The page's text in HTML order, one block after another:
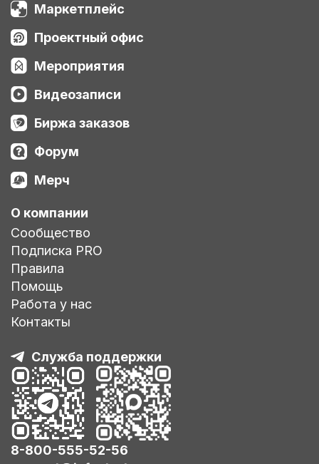
Маркетплейс
Проектный офис
Мероприятия
Видеозаписи
Биржа заказов
Форум
Мерч
О компании
Сообщество
Подписка PRO
Правила
Помощь
Работа у нас
Контакты
Служба поддержки
8-800-555-52-56